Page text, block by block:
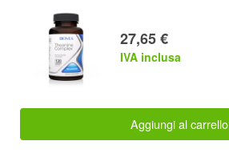
27,65 €
IVA inclusa
Aggiungi al carrello